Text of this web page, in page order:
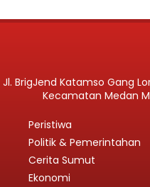
Jl. BrigJend Katamso Gang
Kecamatan Medan
Peristiwa
Politik & Pemerintahan
Cerita Sumut
Ekonomi